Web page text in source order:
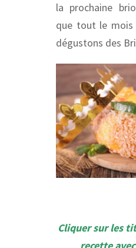
la prochaine
que tout le mois
dégustons des
Cliquer sur les